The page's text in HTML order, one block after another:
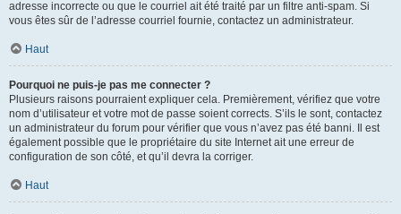
adresse incorrecte ou que le courriel ait été traité par un filtre anti-spam. Si
vous êtes sûr de l’adresse courriel fournie, contactez un administrateur.
Haut
Pourquoi ne puis-je pas me connecter ?
Plusieurs raisons pourraient expliquer cela. Premièrement, vérifiez que votre
nom d’utilisateur et votre mot de passe soient corrects. S’ils le sont, contactez
un administrateur du forum pour vérifier que vous n’avez pas été banni. Il est
également possible que le propriétaire du site Internet ait une erreur de
configuration de son côté, et qu’il devra la corriger.
Haut